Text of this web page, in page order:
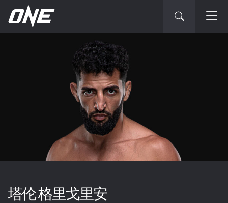
塔伦 格里戈里安